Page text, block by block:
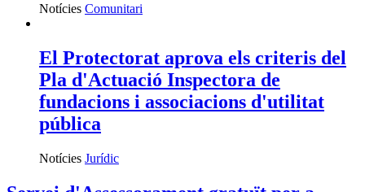
Notícies Comunitari
El Protectorat aprova els criteris del
Pla d'Actuació Inspectora de
fundacions i associacions d'utilitat
pública
Notícies Jurídic